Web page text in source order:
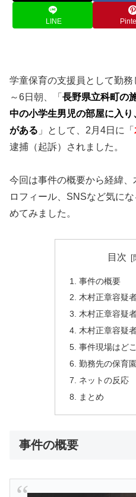
LINE
学童保育の支援員として勤
～6日朝、「 長野県立科町の
中の小学生男児の部屋に入
がある 」として、2月4日に「
逮捕（起訴）されました。
今回は事件の概要から経緯
ロフィール、SNSなど気に
めてみました。
目次
事件の概要
木村正章容疑
木村正章容疑
木村正章容疑
事件現場はど
勤務先の保育
ネットの反応
まとめ
事件の概要